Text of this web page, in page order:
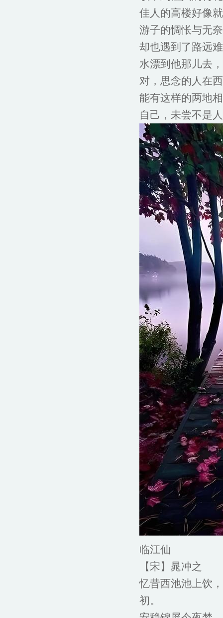
佳人的高楼好像
游子的惆怅与无
却也遇到了路远
水漂到他那儿去
对，思念的人在
能有这样的两地
自己，未尝不是
临江仙
【宋】晁冲之
忆昔西池池上饮
初。